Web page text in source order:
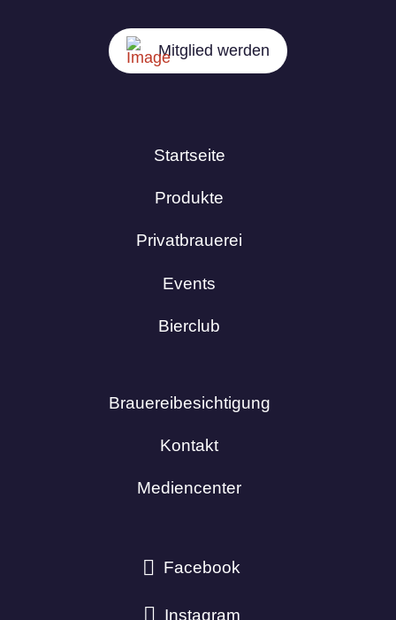
Startseite
Produkte
Privatbrauerei
Events
Bierclub
Brauereibesichtigung
Kontakt
Mediencenter
Facebook
Instagram
Mitglied werden